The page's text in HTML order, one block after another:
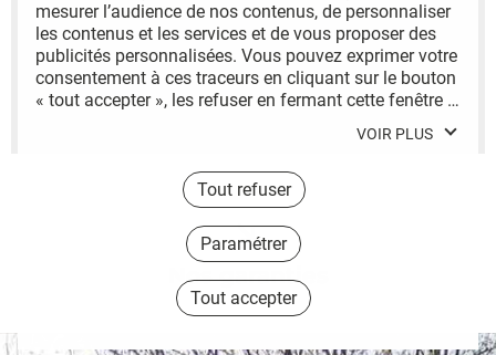
mesurer l’audience de nos contenus, de personnaliser
les contenus et les services et de vous proposer des
publicités personnalisées. Vous pouvez exprimer votre
consentement à ces traceurs en cliquant sur le bouton
« tout accepter », les refuser en fermant cette fenêtre à
l’aide de la croix « continuer sans accepter », ou vous
informer sur le détail de chaque finalité et exprimer
votre choix pour chacune d’entre elles en cliquant sur «
paramétrer ». En cliquant sur « tout accepter », vous
acceptez que nous et/ou nos partenaires publicitaires
stockent et/ou accèdent à des informations stockées
sur votre terminal afin de vous proposer des publicités
personnalisées, mesurer leur performance et obtenir
des données sur leurs audiences, développer et
améliorer nos produits, assurer la sécurité, prévenir la
VOIR PLUS
Tout accepter
Tout refuser
Paramétrer
Salons & congrès
Nos garanties